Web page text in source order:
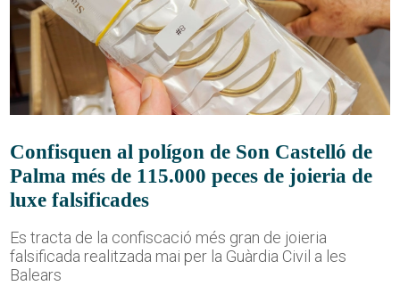
Confisquen al polígon de Son Castelló de
Palma més de 115.000 peces de joieria de
luxe falsificades
Es tracta de la confiscació més gran de joieria
falsificada realitzada mai per la Guàrdia Civil a les
Balears